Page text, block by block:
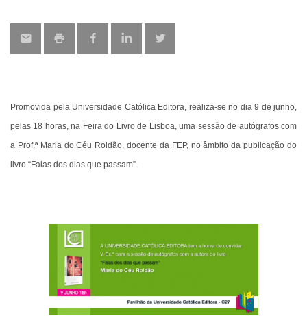
Promovida pela Universidade Católica Editora, realiza-se no dia 9 de junho,
pelas 18 horas, na Feira do Livro de Lisboa, uma sessão de autógrafos com
a Prof.ª Maria do Céu Roldão, docente da FEP, no âmbito da publicação do
livro “Falas dos dias que passam”.